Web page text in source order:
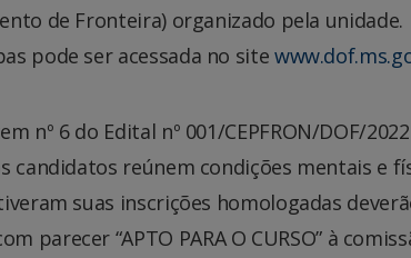
de Fronteira) organizado pela unidade.
pode ser acessada no site
nº 6 do Edital nº 001/CEPFRON/DOF/
candidatos reúnem condições mentais e
suas inscrições homologadas
parecer “APTO PARA O CURSO” à